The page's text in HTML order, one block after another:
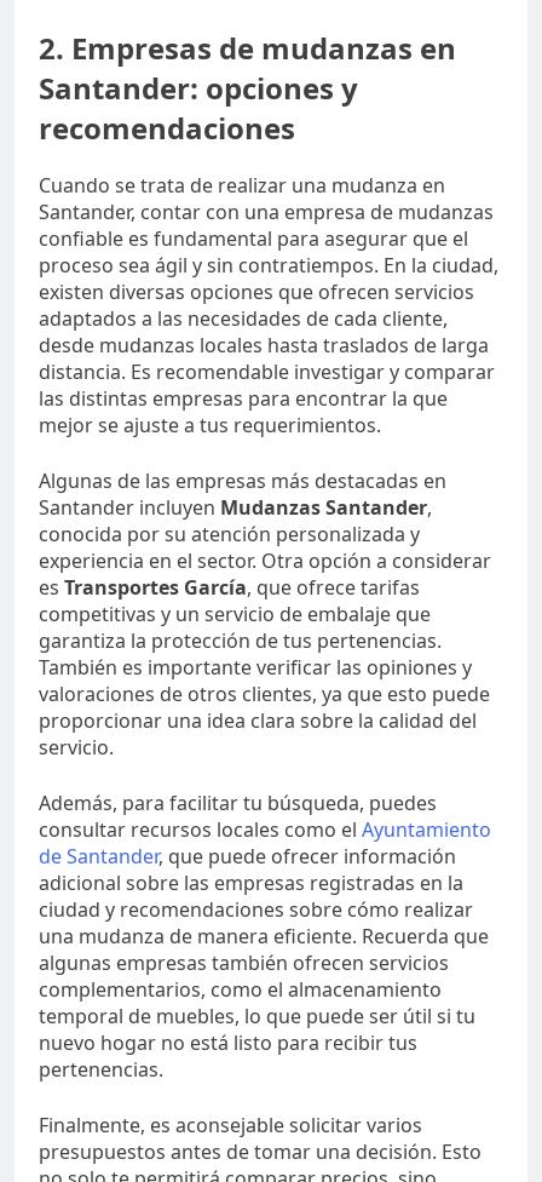
2. Empresas de mudanzas en
Santander: opciones y
recomendaciones
Cuando se trata de realizar una mudanza en
Santander, contar con una empresa de mudanzas
confiable es fundamental para asegurar que el
proceso sea ágil y sin contratiempos. En la ciudad,
existen diversas opciones que ofrecen servicios
adaptados a las necesidades de cada cliente,
desde mudanzas locales hasta traslados de larga
distancia. Es recomendable investigar y comparar
las distintas empresas para encontrar la que
mejor se ajuste a tus requerimientos.
Algunas de las empresas más destacadas en
Santander incluyen Mudanzas Santander,
conocida por su atención personalizada y
experiencia en el sector. Otra opción a considerar
es Transportes García, que ofrece tarifas
competitivas y un servicio de embalaje que
garantiza la protección de tus pertenencias.
También es importante verificar las opiniones y
valoraciones de otros clientes, ya que esto puede
proporcionar una idea clara sobre la calidad del
servicio.
Además, para facilitar tu búsqueda, puedes
consultar recursos locales como el Ayuntamiento
de Santander, que puede ofrecer información
adicional sobre las empresas registradas en la
ciudad y recomendaciones sobre cómo realizar
una mudanza de manera eficiente. Recuerda que
algunas empresas también ofrecen servicios
complementarios, como el almacenamiento
temporal de muebles, lo que puede ser útil si tu
nuevo hogar no está listo para recibir tus
pertenencias.
Finalmente, es aconsejable solicitar varios
presupuestos antes de tomar una decisión. Esto